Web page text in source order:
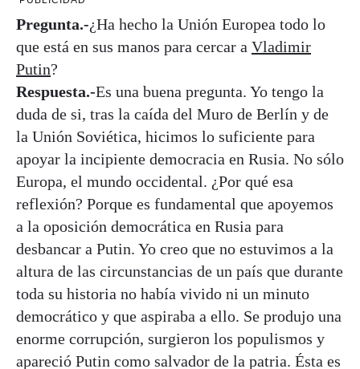
Pregunta.-¿Ha hecho la Unión Europea todo lo
que está en sus manos para cercar a Vladimir
Putin?
Respuesta.-Es una buena pregunta. Yo tengo la
duda de si, tras la caída del Muro de Berlín y de
la Unión Soviética, hicimos lo suficiente para
apoyar la incipiente democracia en Rusia. No sólo
Europa, el mundo occidental. ¿Por qué esa
reflexión? Porque es fundamental que apoyemos
a la oposición democrática en Rusia para
desbancar a Putin. Yo creo que no estuvimos a la
altura de las circunstancias de un país que durante
toda su historia no había vivido ni un minuto
democrático y que aspiraba a ello. Se produjo una
enorme corrupción, surgieron los populismos y
apareció Putin como salvador de la patria. Ésta es